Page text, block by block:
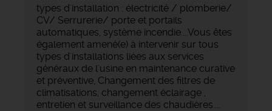
types d'installation : électricité / plomberie/
CV/ Serrurerie/ porte et portails
automatiques, système incendie....Vous êtes
également amené(e) à intervenir sur tous
types d'installations liées aux services
généraux de l'usine en maintenance curative
et préventive, Changement des filtres de
climatisations, changement éclairage ,
entretien et surveillance des chaudières....